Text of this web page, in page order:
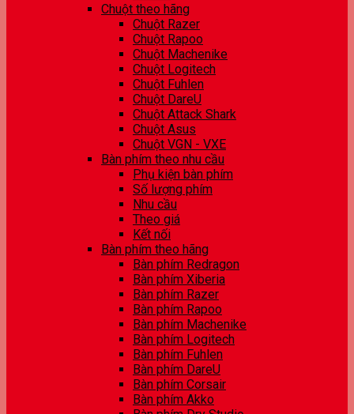
Chuột theo hãng
Chuột Razer
Chuột Rapoo
Chuột Machenike
Chuột Logitech
Chuột Fuhlen
Chuột DareU
Chuột Attack Shark
Chuột Asus
Chuột VGN - VXE
Bàn phím theo nhu cầu
Phụ kiện bàn phím
Số lượng phím
Nhu cầu
Theo giá
Kết nối
Bàn phím theo hãng
Bàn phím Redragon
Bàn phím Xiberia
Bàn phím Razer
Bàn phím Rapoo
Bàn phím Machenike
Bàn phím Logitech
Bàn phím Fuhlen
Bàn phím DareU
Bàn phím Corsair
Bàn phím Akko